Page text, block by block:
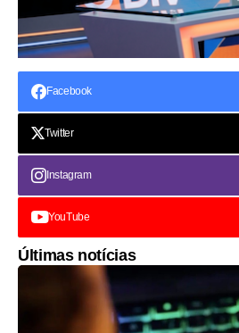
Facebook
Twitter
Instagram
YouTube
Últimas notícias